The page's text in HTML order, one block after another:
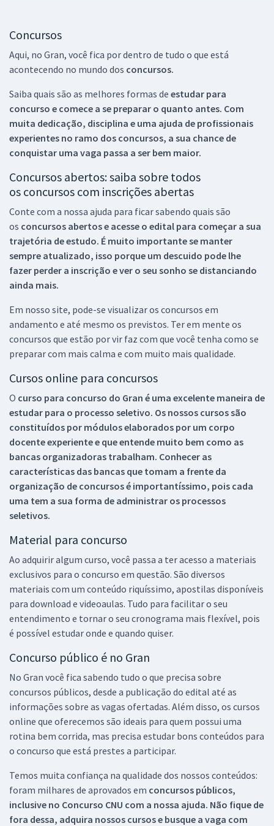
Concursos
Aqui, no Gran, você fica por dentro de tudo o que está
acontecendo no mundo dos concursos.
Saiba quais são as melhores formas de estudar para
concurso e comece a se preparar o quanto antes. Com
muita dedicação, disciplina e uma ajuda de profissionais
experientes no ramo dos concursos, a sua chance de
conquistar uma vaga passa a ser bem maior.
Concursos abertos: saiba sobre todos
os concursos com inscrições abertas
Conte com a nossa ajuda para ficar sabendo quais são
os concursos abertos e acesse o edital para começar a sua
trajetória de estudo. É muito importante se manter
sempre atualizado, isso porque um descuido pode lhe
fazer perder a inscrição e ver o seu sonho se distanciando
ainda mais.
Em nosso site, pode-se visualizar os concursos em
andamento e até mesmo os previstos. Ter em mente os
concursos que estão por vir faz com que você tenha como se
preparar com mais calma e com muito mais qualidade.
Cursos online para concursos
O curso para concurso do Gran é uma excelente maneira de
estudar para o processo seletivo. Os nossos cursos são
constituídos por módulos elaborados por um corpo
docente experiente e que entende muito bem como as
bancas organizadoras trabalham. Conhecer as
características das bancas que tomam a frente da
organização de concursos é importantíssimo, pois cada
uma tem a sua forma de administrar os processos
seletivos.
Material para concurso
Ao adquirir algum curso, você passa a ter acesso a materiais
exclusivos para o concurso em questão. São diversos
materiais com um conteúdo riquíssimo, apostilas disponíveis
para download e videoaulas. Tudo para facilitar o seu
entendimento e tornar o seu cronograma mais flexível, pois
é possível estudar onde e quando quiser.
Concurso público é no Gran
No Gran você fica sabendo tudo o que precisa sobre
concursos públicos, desde a publicação do edital até as
informações sobre as vagas ofertadas. Além disso, os cursos
online que oferecemos são ideais para quem possui uma
rotina bem corrida, mas precisa estudar bons conteúdos para
o concurso que está prestes a participar.
Temos muita confiança na qualidade dos nossos conteúdos:
foram milhares de aprovados em concursos públicos,
inclusive no Concurso CNU com a nossa ajuda. Não fique de
fora dessa, adquira nossos cursos e busque a vaga com